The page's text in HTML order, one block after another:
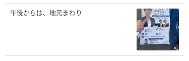
午後からは、地元まわり